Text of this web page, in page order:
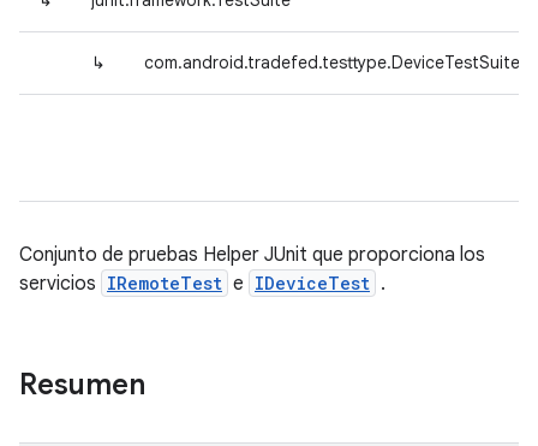
↳ com.android.tradefed.testtype.DeviceTestSuite
Conjunto de pruebas Helper JUnit que proporciona los
servicios IRemoteTest e IDeviceTest .
Resumen